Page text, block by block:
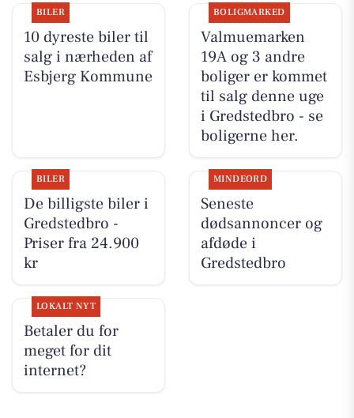
BILER
10 dyreste biler til
salg i nærheden af
Esbjerg Kommune
BOLIGMARKED
Valmuemarken
19A og 3 andre
boliger er kommet
til salg denne uge
i Gredstedbro - se
boligerne her.
BILER
De billigste biler i
Gredstedbro -
Priser fra 24.900
kr
MINDEORD
Seneste
dødsannoncer og
afdøde i
Gredstedbro
LOKALT NYT
Betaler du for
meget for dit
internet?